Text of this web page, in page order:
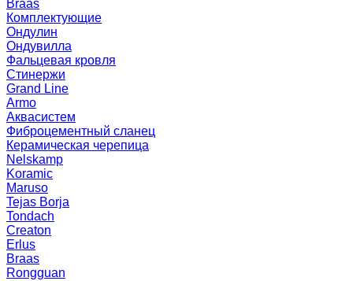
Braas
Комплектующие
Ондулин
Ондувилла
Фальцевая кровля
Стинержи
Grand Line
Armo
Аквасистем
Фиброцементный сланец
Керамическая черепица
Nelskamp
Koramic
Maruso
Tejas Borja
Tondach
Creaton
Erlus
Braas
Rongguan